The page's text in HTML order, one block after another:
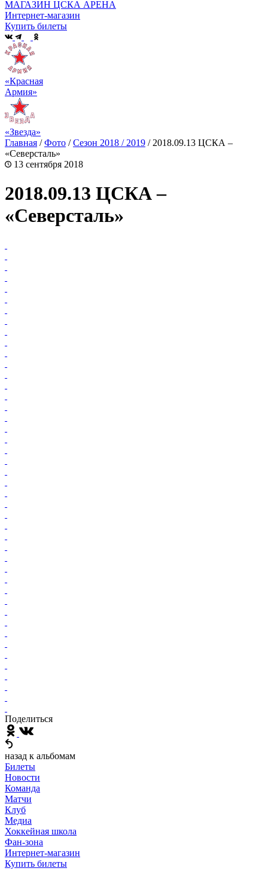
МАГАЗИН ЦСКА АРЕНА
Интернет-магазин
Купить билеты
«Красная
Армия»
«Звезда»
Главная /Фото /Сезон 2018 / 2019 / 2018.09.13 ЦСКА –
«Северсталь»
13 сентября 2018
2018.09.13 ЦСКА –
«Северсталь»
Поделиться
назад к альбомам
Билеты
Новости
Команда
Матчи
Клуб
Медиа
Хоккейная школа
Фан-зона
Интернет-магазин
Купить билеты